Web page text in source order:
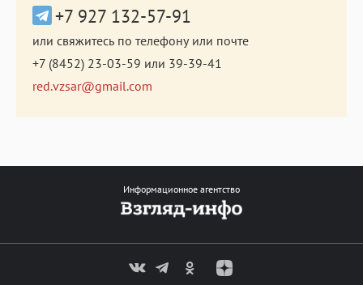
+7 927 132-57-91
или свяжитесь по телефону или почте
+7 (8452) 23-03-59 или 39-39-41
red.vzsar@gmail.com
Информационное агентство